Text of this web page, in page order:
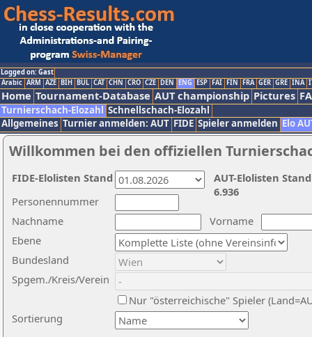
Logged on: Gast
Arabic ARM AZE BIH BUL CAT CHN CRO CZE DEN ENG ESP FAI FIN FRA GER GRE INA
Home Tournament-Database AUT championship Pictures
Turnierschach-Elozahl Schnellschach-Elozahl
Allgemeines Turnier anmelden: AUT FIDE Spieler anmelden Elo
Willkommen bei den offiziellen
Nachname
Vorname
Ebene
Sortierung
Personennummer
Bundesland
Spgem./Kreis/Verein
Nur "österreichische" Spieler
AUT-Elolisten
6.936
FIDE-Elolisten Stand